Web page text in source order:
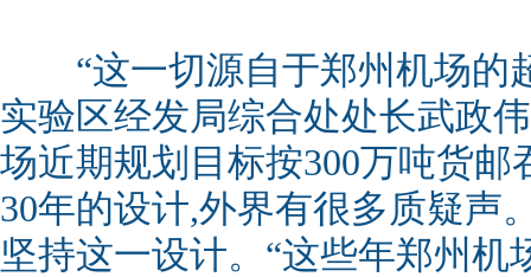
“这一切源自于郑州机场的
实验区经发局综合处处长武政
场近期规划目标按300万吨货邮
30年的设计,外界有很多质疑声
坚持这一设计。“这些年郑州机